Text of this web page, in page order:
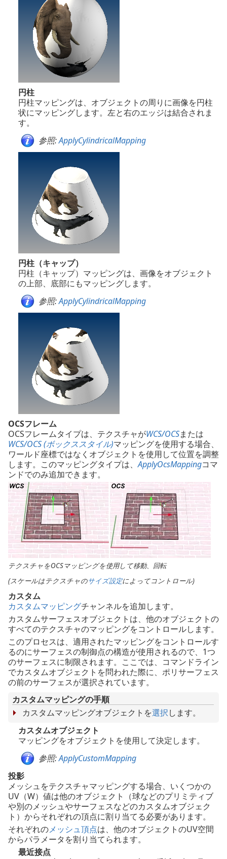
円柱
円柱マッピングは、オブジェクトの周りに画像を円柱
状にマッピングします。左と右のエッジは結合されま
す。
参照:ApplyCylindricalMapping
円柱（キャップ）
円柱（キャップ）マッピングは、画像をオブジェクト
の上部、底部にもマッピングします。
参照:ApplyCylindricalMapping
OCSフレーム
OCSフレームタイプは、テクスチャがWCS/OCSまたは
WCS/OCS (ボックススタイル)マッピングを使用する場合、
ワールド座標ではなくオブジェクトを使用して位置を調整
します。このマッピングタイプは、ApplyOcsMappingコマ
ンドでのみ追加できます。
テクスチャをOCSマッピングを使用して移動、回転
(スケールはテクスチャのサイズ設定によってコントロール)
カスタム
カスタムマッピングチャンネルを追加します。
カスタムサーフェスオブジェクトは、他のオブジェクトの
すべてのテクスチャのマッピングをコントロールします。
このプロセスは、適用されたマッピングをコントロールす
るのにサーフェスの制御点の構造が使用されるので、1つ
のサーフェスに制限されます。ここでは、コマンドライン
でカスタムオブジェクトを問われた際に、ポリサーフェス
の前のサーフェスが選択されています。
カスタムマッピングの手順
カスタムマッピングオブジェクトを選択します。
カスタムオブジェクト
マッピングをオブジェクトを使用して決定します。
参照:ApplyCustomMapping
投影
メッシュをテクスチャマッピングする場合、いくつかの
UV（W）値は他のオブジェクト（球などのプリミティブ
や別のメッシュやサーフェスなどのカスタムオブジェク
ト）からそれぞれの頂点に割り当てる必要があります。
それぞれのメッシュ頂点は、他のオブジェクトのUV空間
からパラメータを割り当てられます。
最近接点